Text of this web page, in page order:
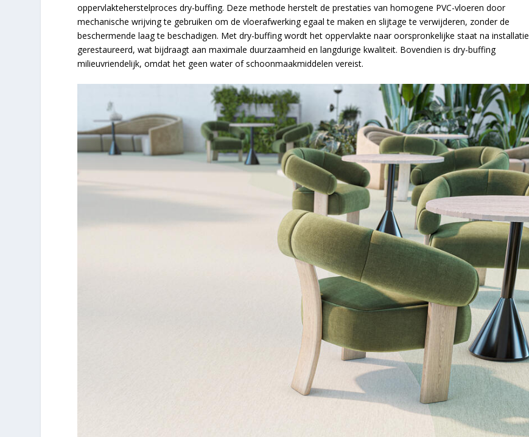
oppervlakteherstelproces dry-buffing. Deze methode herstelt de prestaties van homogene PVC-vloeren door
mechanische wrijving te gebruiken om de vloerafwerking egaal te maken en slijtage te verwijderen, zonder de
beschermende laag te beschadigen. Met dry-buffing wordt het oppervlakte naar oorspronkelijke staat na installatie
gerestaureerd, wat bijdraagt aan maximale duurzaamheid en langdurige kwaliteit. Bovendien is dry-buffing
milieuvriendelijk, omdat het geen water of schoonmaakmiddelen vereist.